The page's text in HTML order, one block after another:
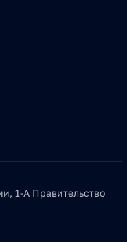
1-А Правительство